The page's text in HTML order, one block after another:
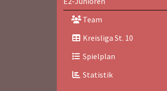
Team
Kreisliga St. 10
Spielplan
Statistik